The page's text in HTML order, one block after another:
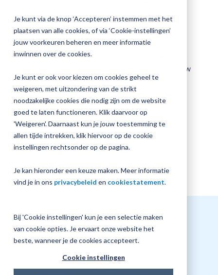
Je kunt via de knop ‘Accepteren’ instemmen met het
plaatsen van alle cookies, of via ‘Cookie-instellingen’
jouw voorkeuren beheren en meer informatie
inwinnen over de cookies.
Je kunt er ook voor kiezen om cookies geheel te
weigeren, met uitzondering van de strikt
noodzakelijke cookies die nodig zijn om de website
goed te laten functioneren. Klik daarvoor op
'Weigeren'. Daarnaast kun je jouw toestemming te
allen tijde intrekken, klik hiervoor op de cookie
instellingen rechtsonder op de pagina.
Je kan hieronder een keuze maken. Meer informatie
vind je in ons privacybeleid en cookiestatement.
Bij 'Cookie instellingen' kun je een selectie maken
van cookie opties. Je ervaart onze website het
beste, wanneer je de cookies accepteert.
Cookie instellingen
afwezigheid- en ziek melding in Magister en
mogelijkheid voor locatie-specifiekbeleid.
In deze training leren we je hoe je de aan- en
afwezigheid registreert en verwerkt in de
vernieuwde schermen in Magister Web voor jouw
school of scholengroep!
Inschrijven
Bekijk overige opties
Datum training
26 oktober 2026